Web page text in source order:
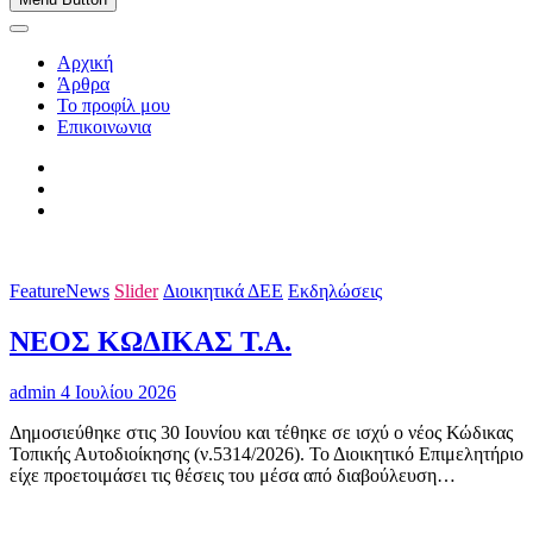
Αρχική
Άρθρα
Το προφίλ μου
Επικοινωνια
FeatureNews Slider Διοικητικά ΔΕΕ Εκδηλώσεις
ΝΕΟΣ ΚΩΔΙΚΑΣ Τ.Α.
admin 4 Ιουλίου 2026
Δημοσιεύθηκε στις 30 Ιουνίου και τέθηκε σε ισχύ ο νέος Κώδικας
Τοπικής Αυτοδιοίκησης (ν.5314/2026). Το Διοικητικό Επιμελητήριο
είχε προετοιμάσει τις θέσεις του μέσα από διαβούλευση…